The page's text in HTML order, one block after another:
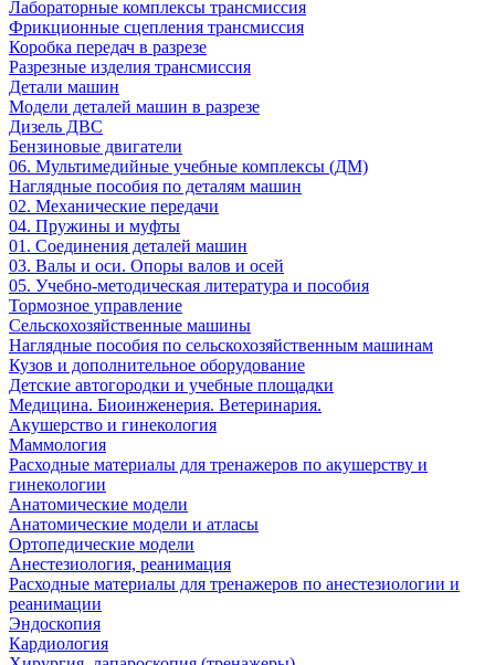
Лабораторные комплексы трансмиссия
Фрикционные сцепления трансмиссия
Коробка передач в разрезе
Разрезные изделия трансмиссия
Детали машин
Модели деталей машин в разрезе
Дизель ДВС
Бензиновые двигатели
06. Мультимедийные учебные комплексы (ДМ)
Наглядные пособия по деталям машин
02. Механические передачи
04. Пружины и муфты
01. Соединения деталей машин
03. Валы и оси. Опоры валов и осей
05. Учебно-методическая литература и пособия
Тормозное управление
Сельскохозяйственные машины
Наглядные пособия по сельскохозяйственным машинам
Кузов и дополнительное оборудование
Детские автогородки и учебные площадки
Медицина. Биоинженерия. Ветеринария.
Акушерство и гинекология
Маммология
Расходные материалы для тренажеров по акушерству и
гинекологии
Анатомические модели
Анатомические модели и атласы
Ортопедические модели
Анестезиология, реанимация
Расходные материалы для тренажеров по анестезиологии и
реанимации
Эндоскопия
Кардиология